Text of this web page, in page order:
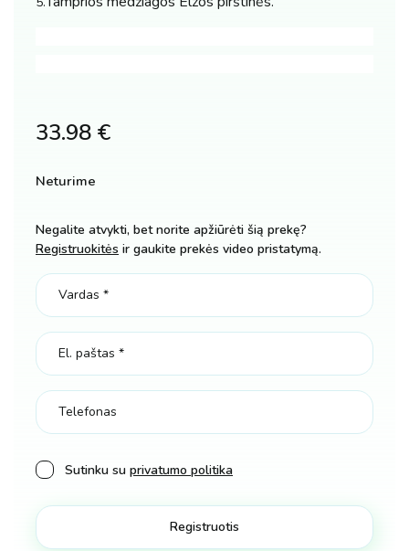
33.98 €
Neturime
Negalite atvykti, bet norite apžiūrėti šią prekę?
Registruokitės ir gaukite prekės video pristatymą.
Sutinku su privatumo politika